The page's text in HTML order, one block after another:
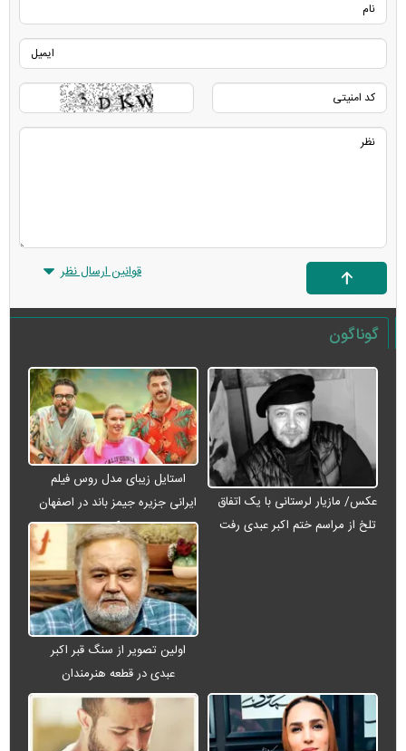
قوانین ارسال نظر
گوناگون
عکس/ مازیار لرستانی با یک اتفاق
تلخ از مراسم ختم اکبر عبدی رفت
استایل زیبای مدل روس فیلم
ایرانی جزیره جیمز باند در اصفهان
+ عکس
اولین تصویر از سنگ قبر اکبر
عبدی در قطعه هنرمندان